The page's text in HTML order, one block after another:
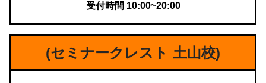
受付時間 10:00~20:00
(セミナークレスト 土山校)